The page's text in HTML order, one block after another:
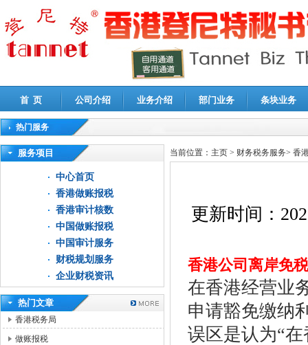
首 页 公司介绍 业务介绍 部门业务 条块业务
热门服务
高新技术企业认定审计|企业所得税汇算清缴申报鉴证
服务项目
中心首页
香港做账报税
香港审计核数
中国做账报税
中国审计服务
财税规划服务
企业财税资讯
热门文章
香港税务局
做账报税
当前位置： 主页 > 财务税务服务> 香
更新时间：
香港公司离岸免
在香港经营业
申请豁免缴纳
误区是认为“